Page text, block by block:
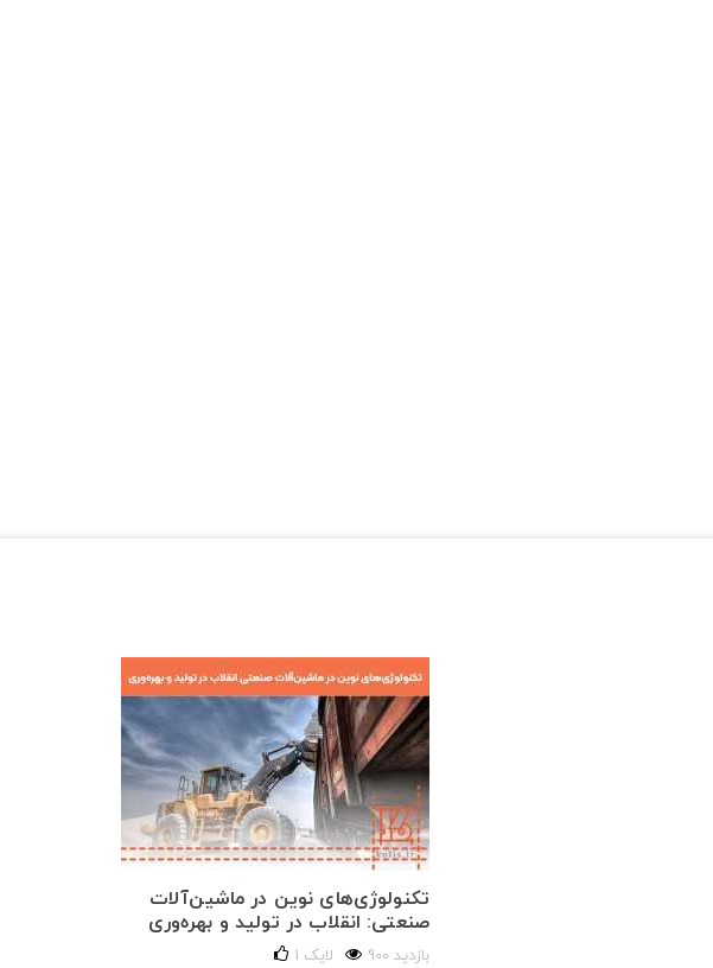
تکنولوژی‌های نوین در ماشین‌آلات
صنعتی: انقلاب در تولید و بهره‌وری
900 بازدید 1 لایک